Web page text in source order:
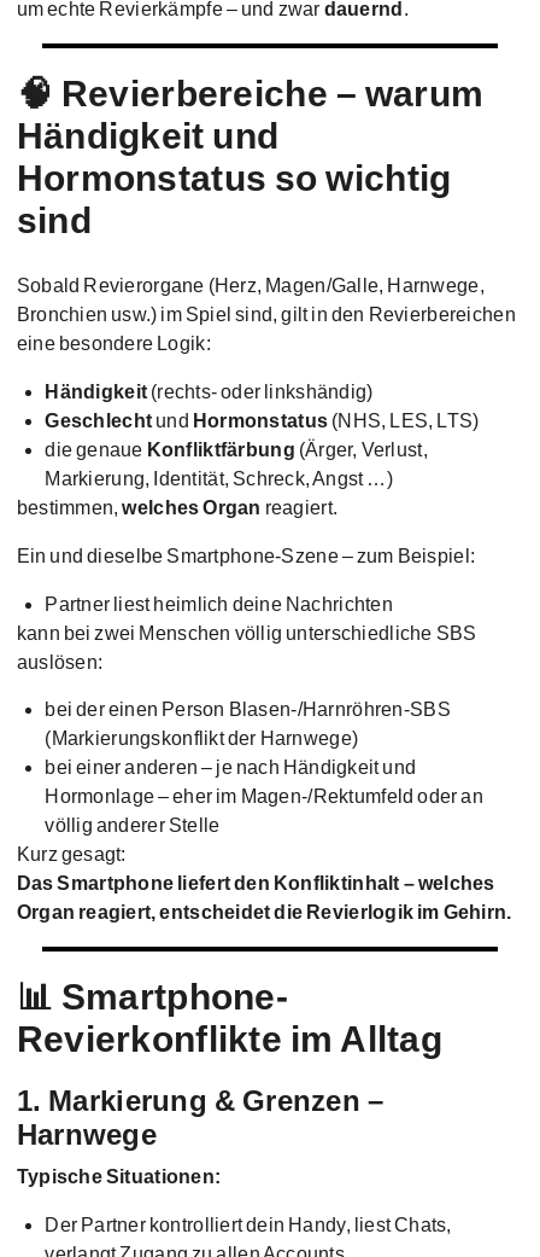
um echte Revierkämpfe – und zwar dauernd .
🧠 Revierbereiche – warum
Händigkeit und
Hormonstatus so wichtig
sind
Sobald Revierorgane (Herz, Magen/Galle, Harnwege,
Bronchien usw.) im Spiel sind, gilt in den Revierbereichen
eine besondere Logik:
Händigkeit (rechts- oder linkshändig)
Geschlecht und Hormonstatus (NHS, LES, LTS)
die genaue Konfliktfärbung (Ärger, Verlust,
Markierung, Identität, Schreck, Angst …)
bestimmen,welches Organ reagiert.
Ein und dieselbe Smartphone-Szene – zum Beispiel:
Partner liest heimlich deine Nachrichten
kann bei zwei Menschen völlig unterschiedliche SBS
auslösen:
bei der einen Person Blasen-/Harnröhren-SBS
(Markierungskonflikt der Harnwege)
bei einer anderen – je nach Händigkeit und
Hormonlage – eher im Magen-/Rektumfeld oder an
völlig anderer Stelle
Kurz gesagt:
Das Smartphone liefert den Konfliktinhalt – welches
Organ reagiert, entscheidet die Revierlogik im Gehirn.
📊 Smartphone-
Revierkonflikte im Alltag
1. Markierung & Grenzen –
Harnwege
Typische Situationen:
Der Partner kontrolliert dein Handy, liest Chats,